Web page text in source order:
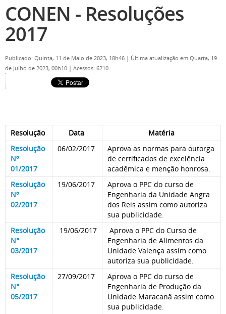
CONEN - Resoluções
2017
Publicado: Quinta, 11 de Maio de 2023, 18h46 | Última atualização em Quarta, 19
de Julho de 2023, 00h10 | Acessos: 6210
Resolução Data
Matéria
Resolução
Nº
01/2017
06/02/2017
Aprova as normas para outorga
de certificados de excelência
acadêmica e menção honrosa.
Resolução
Nº
02/2017
19/06/2017
Aprova o PPC do curso de
Engenharia da Unidade Angra
dos Reis assim como autoriza
sua publicidade.
Resolução
N°
03/2017
19/06/2017
Aprova o PPC do Curso de
Engenharia de Alimentos da
Unidade Valença assim como
autoriza sua publicidade.
Resolução
N°
05/2017
27/09/2017
Aprova o PPC do curso de
Engenharia de Produção da
Unidade Maracanã assim como
sua publicidade.